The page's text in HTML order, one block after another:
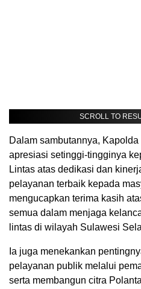
SCROLL TO
Dalam sambutannya,
apresiasi setinggi-tingginya
Lintas atas dedikasi dan
pelayanan terbaik kepada
mengucapkan terima kasih
semua dalam menjaga
lintas di wilayah Sulawesi
Ia juga menekankan
pelayanan publik melalui
serta membangun citra